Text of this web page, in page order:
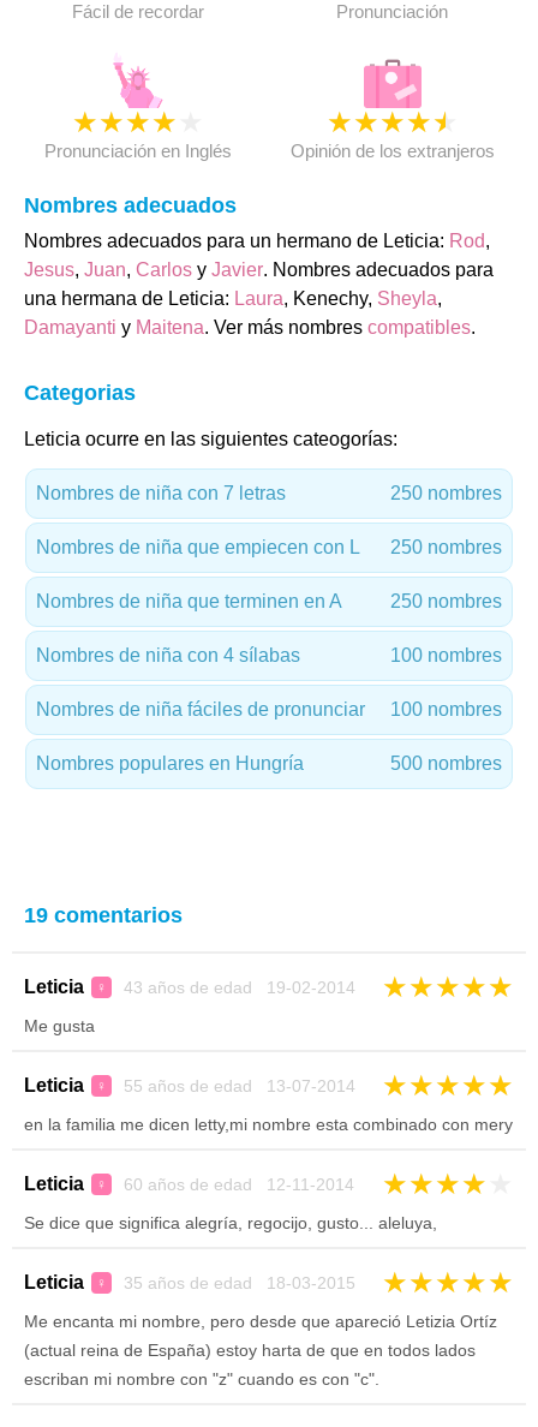
Fácil de recordar Pronunciación
★★★★
Pronunciación en Inglés
★★★★★
Opinión de los extranjeros
Nombres adecuados
Nombres adecuados para un hermano de Leticia: Rod,
Jesus, Juan, Carlos y Javier. Nombres adecuados para
una hermana de Leticia: Laura, Kenechy, Sheyla,
Damayanti y Maitena. Ver más nombres compatibles.
Categorias
Leticia ocurre en las siguientes cateogorías:
Nombres de niña con 7 letras 250 nombres
Nombres de niña que empiecen con L 250 nombres
Nombres de niña que terminen en A 250 nombres
Nombres de niña con 4 sílabas 100 nombres
Nombres de niña fáciles de pronunciar 100 nombres
Nombres populares en Hungría 500 nombres
19 comentarios
Leticia ♀ 43 años de edad 19-02-2014 ★★★★★
Me gusta
Leticia ♀ 55 años de edad 13-07-2014 ★★★★★
en la familia me dicen letty,mi nombre esta combinado con mery
Leticia ♀ 60 años de edad 12-11-2014 ★★★★
Se dice que significa alegría, regocijo, gusto... aleluya,
Leticia ♀ 35 años de edad 18-03-2015 ★★★★★
Me encanta mi nombre, pero desde que apareció Letizia Ortíz
(actual reina de España) estoy harta de que en todos lados
escriban mi nombre con "z" cuando es con "c".